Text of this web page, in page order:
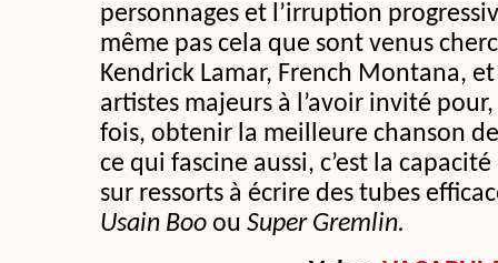
personnages et l’irruption
même pas cela que sont venus
Kendrick Lamar, French Montana,
artistes majeurs à l’avoir invité
fois, obtenir la meilleure chanson
ce qui fascine aussi, c’est la
sur ressorts à écrire des tubes
Usain Boo ou Super Gremlin.